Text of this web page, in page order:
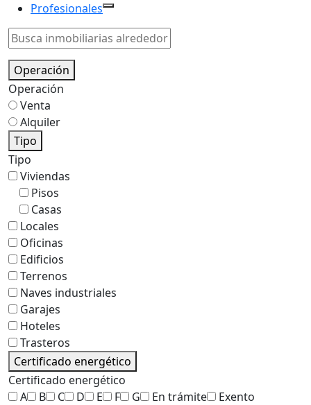
Profesionales
Operación
Operación
Venta
Alquiler
Tipo
Tipo
Viviendas
Pisos
Casas
Locales
Oficinas
Edificios
Terrenos
Naves industriales
Garajes
Hoteles
Trasteros
Certificado energético
Certificado energético
A
B C D E F G En trámite
Exento